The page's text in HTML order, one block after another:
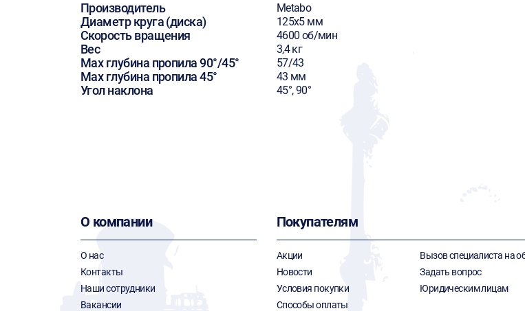
Производитель Metabo
Диаметр круга (диска) 125х5 мм
Скорость вращения 4600 об/мин
Вес 3,4 кг
Max глубина пропила 90°/45° 57/43
Max глубина пропила 45° 43 мм
Угол наклона 45°, 90°
О компании
О нас
Контакты
Наши сотрудники
Вакансии
Покупателям
Акции
Новости
Условия покупки
Способы оплаты
Вызов специалиста на
Задать вопрос
Юридическим лицам